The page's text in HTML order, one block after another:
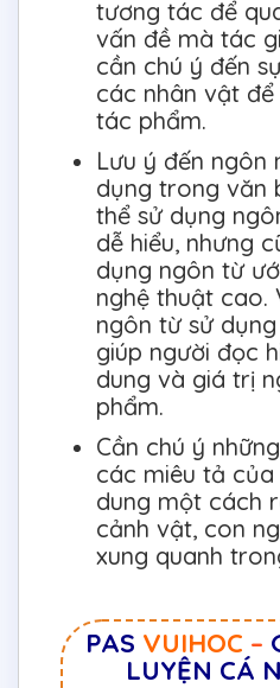
tương tác để
vấn đề mà tác
cần chú ý đến
các nhân vật
tác phẩm.
Lưu ý đến ngôn
dụng trong văn
thể sử dụng
dễ hiểu, nhưng
dụng ngôn từ
nghệ thuật cao.
ngôn từ sử
giúp người đọc
dung và giá trị
phẩm.
Cần chú ý
các miêu tả
dung một cách
cảnh vật, con
xung quanh
PAS VUIHOC –
LUYỆN CÁ